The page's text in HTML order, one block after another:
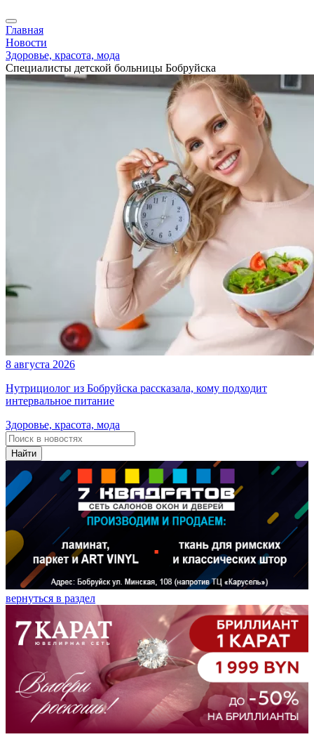
Главная
Новости
Здоровье, красота, мода
Специалисты детской больницы Бобруйска
8 августа 2026
Нутрициолог из Бобруйска рассказала, кому подходит
интервальное питание
Здоровье, красота, мода
Найти
вернуться в раздел